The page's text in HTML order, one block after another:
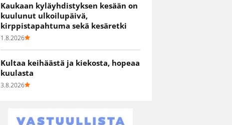
Kaukaan kyläyhdistyksen kesään on
kuulunut ulkoilupäivä,
kirppistapahtuma sekä kesäretki
1.8.2026
Kultaa keihäästä ja kiekosta, hopeaa
kuulasta
3.8.2026